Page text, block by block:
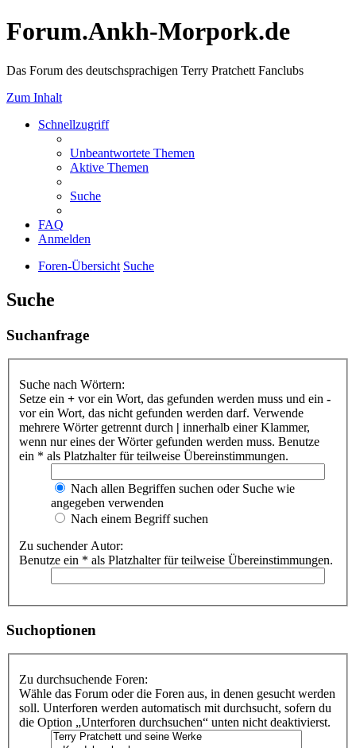
Forum.Ankh-Morpork.de
Das Forum des deutschsprachigen Terry Pratchett Fanclubs
Zum Inhalt
Schnellzugriff
Unbeantwortete Themen
Aktive Themen
Suche
FAQ
Anmelden
Foren-Übersicht Suche
Suche
Suchanfrage
Suche nach Wörtern:
Setze ein + vor ein Wort, das gefunden werden muss und ein -
vor ein Wort, das nicht gefunden werden darf. Verwende
mehrere Wörter getrennt durch | innerhalb einer Klammer,
wenn nur eines der Wörter gefunden werden muss. Benutze
ein * als Platzhalter für teilweise Übereinstimmungen.
Nach allen Begriffen suchen oder Suche wie
angegeben verwenden
Nach einem Begriff suchen
Zu suchender Autor:
Benutze ein * als Platzhalter für teilweise Übereinstimmungen.
Suchoptionen
Zu durchsuchende Foren:
Wähle das Forum oder die Foren aus, in denen gesucht werden
soll. Unterforen werden automatisch mit durchsucht, sofern du
die Option „Unterforen durchsuchen“ unten nicht deaktivierst.